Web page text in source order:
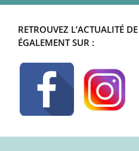
RETROUVEZ L’ACTUALITÉ
ÉGALEMENT SUR :